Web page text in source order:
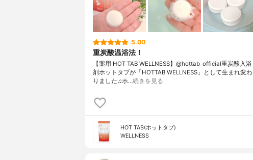
5.00
重炭酸温浴法！
【薬用 HOT TAB WELLNESS】@hottab_official重炭酸入浴
剤ホットタブが「HOTTAB WELLNESS」として生まれ変わ
りました♫ホ…続きを見る
HOT TAB(ホットタブ)
WELLNESS